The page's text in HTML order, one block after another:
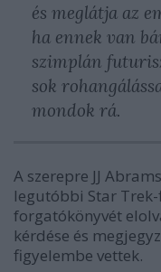
és meglátja az
ha ennek van
szimplán
sok
mondok rá.
A szerepre JJ
legutóbbi Star
forgatókönyvét
kérdése és
figyelembe vettek.